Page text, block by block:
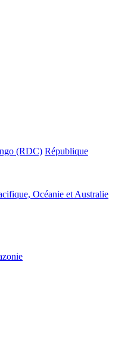
(RDC) République
Océanie et Australie